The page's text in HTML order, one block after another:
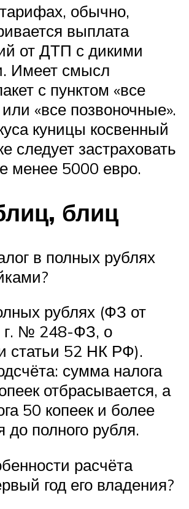
обычно,
выплата
от ДТП с дикими
Имеет смысл
с пунктом «все
«все позвоночные».
куницы косвенный
следует застраховать
менее 5000 евро.
блиц
в полных рублях
рублях (ФЗ от
г. № 248-ФЗ, о
статьи 52 НК РФ).
сумма налога
отбрасывается, а
50 копеек и более
до полного рубля.
расчёта
год его владения?